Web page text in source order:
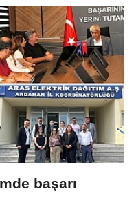
başarı